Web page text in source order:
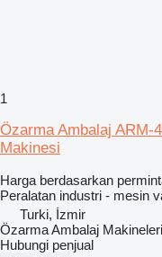
1
Özarma Ambalaj ARM-
Makinesi
Harga berdasarkan
Peralatan industri - mesin
Turki, İzmir
Özarma Ambalaj
Hubungi penjual